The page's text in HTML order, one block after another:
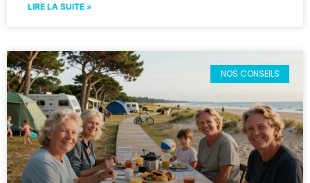
LIRE LA SUITE »
NOS CONSEILS